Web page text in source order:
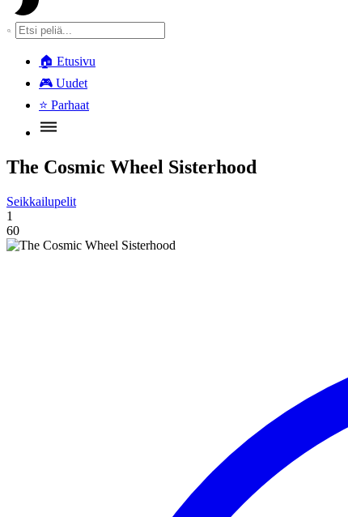
🏠 Etusivu
🎮 Uudet
⭐ Parhaat
The Cosmic Wheel Sisterhood
Seikkailupelit
1
60